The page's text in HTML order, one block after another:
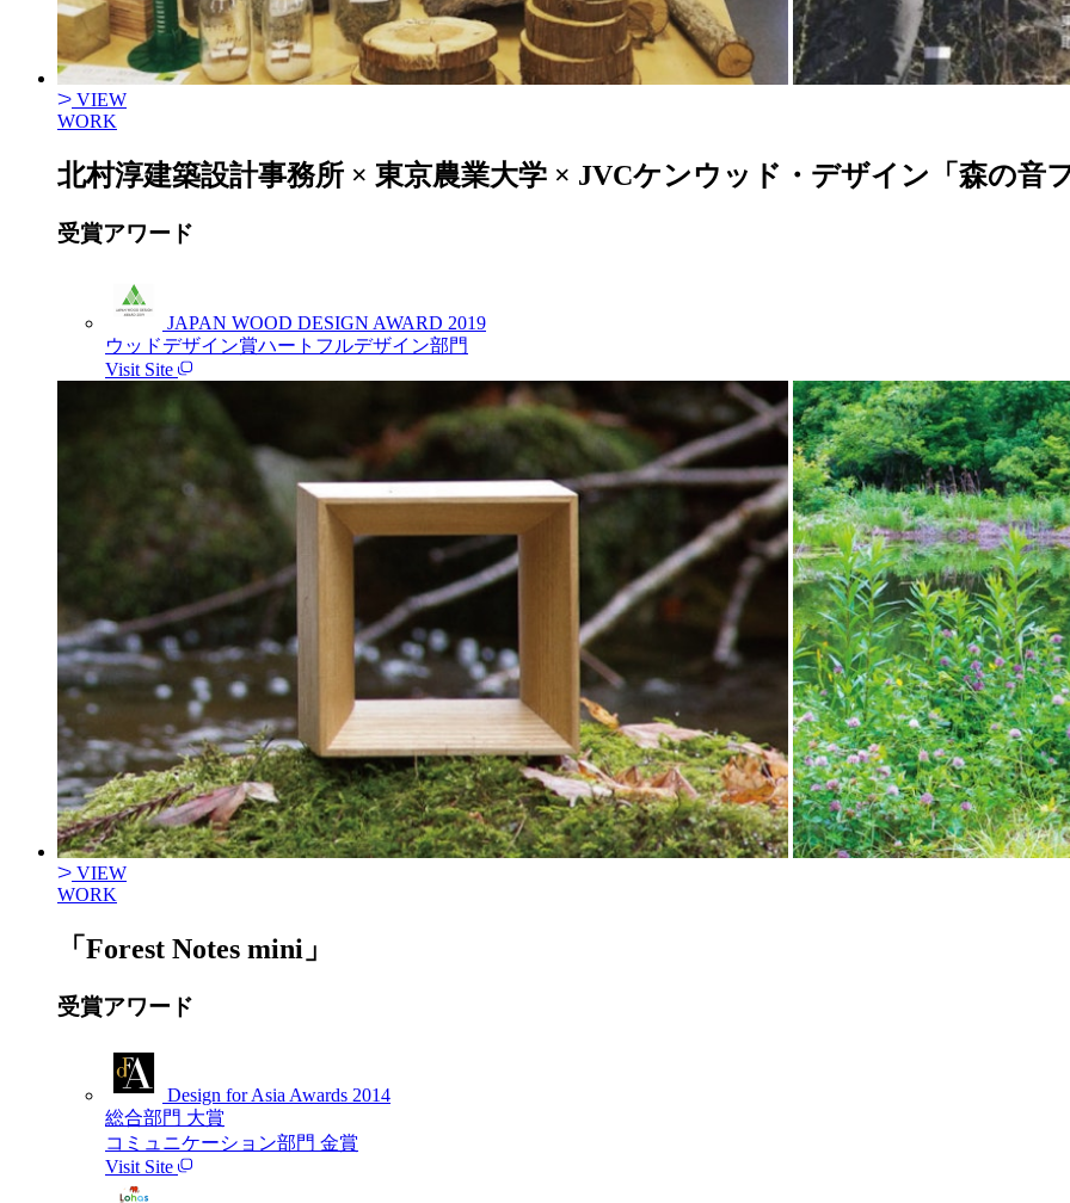
VIEW
WORK
北村淳建築設計事務所 × 東京農業大学 × JVCケンウッド・デザイン「森の音
受賞アワード
JAPAN WOOD DESIGN AWARD 2019
ウッドデザイン賞ハートフルデザイン部門
Visit Site
VIEW
WORK
「Forest Notes mini」
受賞アワード
Design for Asia Awards 2014
総合部門 大賞
コミュニケーション部門 金賞
Visit Site